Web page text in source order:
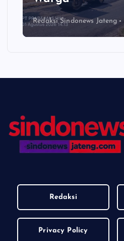
Redaksi Sindonews Jateng
Redaksi
Privacy Policy